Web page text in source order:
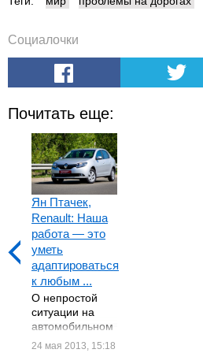
Социалочки
Почитать еще:
Ян Птачек,
Renault: Наша
работа — это
уметь
адаптироваться
к любым ...
О непростой
ситуации на
автомобильном
рынке Украины,
24 мая 2013, 15:18